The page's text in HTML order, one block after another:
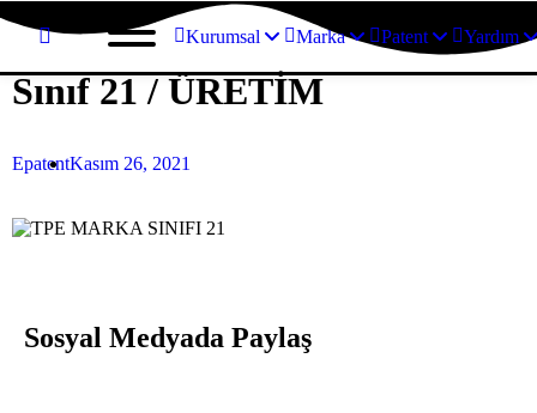
Kurumsal Marka Patent Yardım
Sınıf 21 / ÜRETİM
EpatentKasım 26, 2021
Sosyal Medyada Paylaş